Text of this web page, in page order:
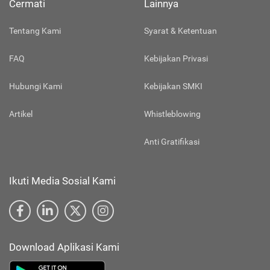
Cermati
Tentang Kami
FAQ
Hubungi Kami
Artikel
Lainnya
Syarat & Ketentuan
Kebijakan Privasi
Kebijakan SMKI
Whistleblowing
Anti Gratifikasi
Ikuti Media Sosial Kami
Download Aplikasi Kami